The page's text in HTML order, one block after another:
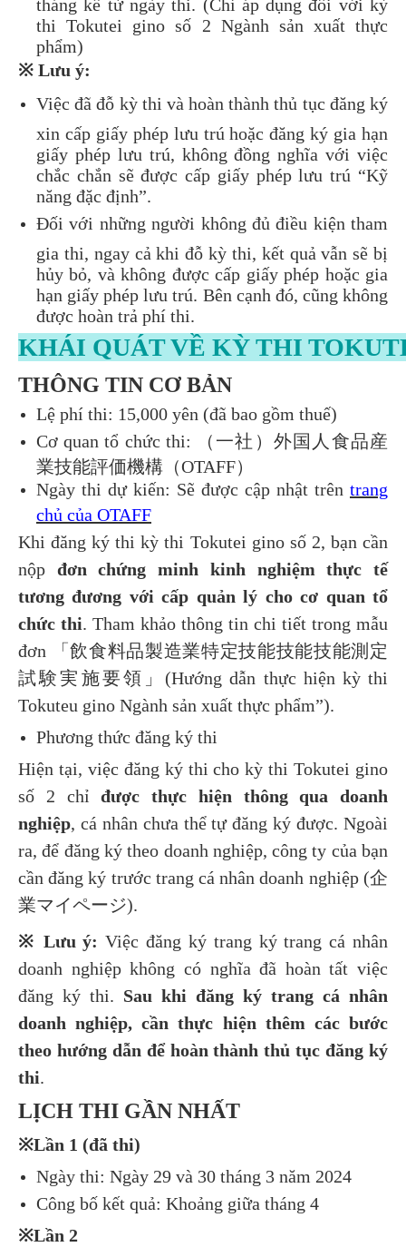
thi Tokutei gino số 2 Ngành sản xuất thực
phẩm)
※ Lưu ý:
Việc đã đỗ kỳ thi và hoàn thành thủ tục đăng ký
xin cấp giấy phép lưu trú hoặc đăng ký gia hạn
giấy phép lưu trú, không đồng nghĩa với việc
chắc chắn sẽ được cấp giấy phép lưu trú “Kỹ
năng đặc định”.
Đối với những người không đủ điều kiện tham
gia thi, ngay cả khi đỗ kỳ thi, kết quả vẫn sẽ bị
hủy bỏ, và không được cấp giấy phép hoặc gia
hạn giấy phép lưu trú. Bên cạnh đó, cũng không
được hoàn trả phí thi.
KHÁI QUÁT VỀ KỲ THI
THÔNG TIN CƠ BẢN
Lệ phí thi: 15,000 yên (đã bao gồm thuế)
Cơ quan tổ chức thi: （一社）外国人食品産
業技能評価機構（OTAFF）
Ngày thi dự kiến: Sẽ được cập nhật trên trang
chủ của OTAFF
Khi đăng ký thi kỳ thi Tokutei gino số 2, bạn cần
nộp đơn chứng minh kinh nghiệm thực tế
tương đương với cấp quản lý cho cơ quan tổ
chức thi. Tham khảo thông tin chi tiết trong mẫu
đơn 「飲食料品製造業特定技能技能技能測定
試験実施要領」(Hướng dẫn thực hiện kỳ thi
Tokuteu gino Ngành sản xuất thực phẩm”).
Phương thức đăng ký thi
Hiện tại, việc đăng ký thi cho kỳ thi Tokutei gino
số 2 chỉđược thực hiện thông qua doanh
nghiệp, cá nhân chưa thể tự đăng ký được. Ngoài
ra, để đăng ký theo doanh nghiệp, công ty của bạn
cần đăng ký trước trang cá nhân doanh nghiệp (企
業マイページ).
※ Lưu ý: Việc đăng ký trang ký trang cá nhân
doanh nghiệp không có nghĩa đã hoàn tất việc
đăng ký thi. Sau khi đăng ký trang cá nhân
doanh nghiệp, cần thực hiện thêm các bước
theo hướng dẫn để hoàn thành thủ tục đăng ký
thi.
LỊCH THI GẦN NHẤT
※Lần 1 (đã thi)
Ngày thi: Ngày 29 và 30 tháng 3 năm 2024
Công bố kết quả: Khoảng giữa tháng 4
※Lần 2